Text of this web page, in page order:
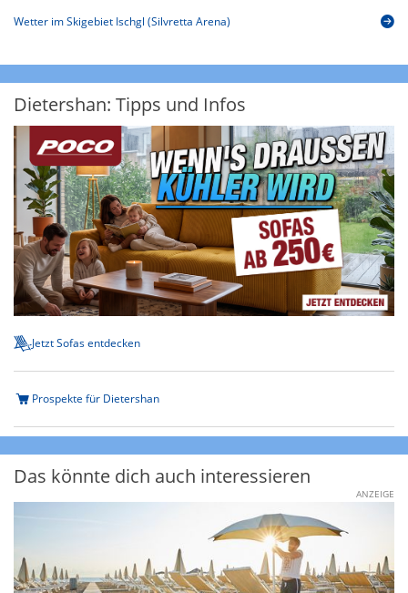
Wetter im Skigebiet Ischgl (Silvretta Arena)
Dietershan: Tipps und Infos
Jetzt Sofas entdecken
Prospekte für Dietershan
Das könnte dich auch interessieren
ANZEIGE